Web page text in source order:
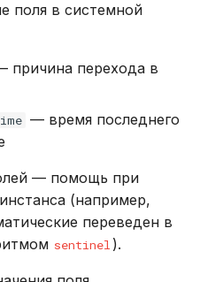
поля в системной
причина перехода в
— время последнего
— помощь при
(например,
переведен в
sentinel ).